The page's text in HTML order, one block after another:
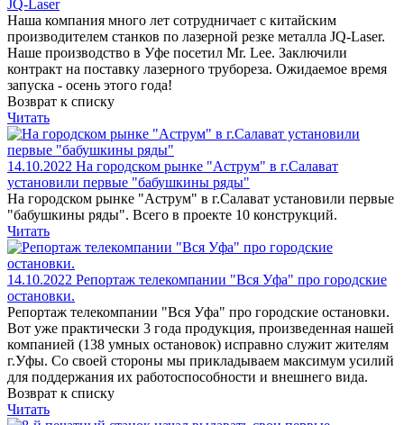
JQ-Laser
Наша компания много лет сотрудничает с китайским
производителем станков по лазерной резке металла JQ-Laser.
Наше производство в Уфе посетил Mr. Lee. Заключили
контракт на поставку лазерного трубореза. Ожидаемое время
запуска - осень этого года!
Возврат к списку
Читать
14.10.2022 На городском рынке "Аструм" в г.Салават
установили первые "бабушкины ряды"
На городском рынке "Аструм" в г.Салават установили первые
"бабушкины ряды". Всего в проекте 10 конструкций.
Читать
14.10.2022 Репортаж телекомпании "Вся Уфа" про городские
остановки.
Репортаж телекомпании "Вся Уфа" про городские остановки.
Вот уже практически 3 года продукция, произведенная нашей
компанией (138 умных остановок) исправно служит жителям
г.Уфы. Со своей стороны мы прикладываем максимум усилий
для поддержания их работоспособности и внешнего вида.
Возврат к списку
Читать